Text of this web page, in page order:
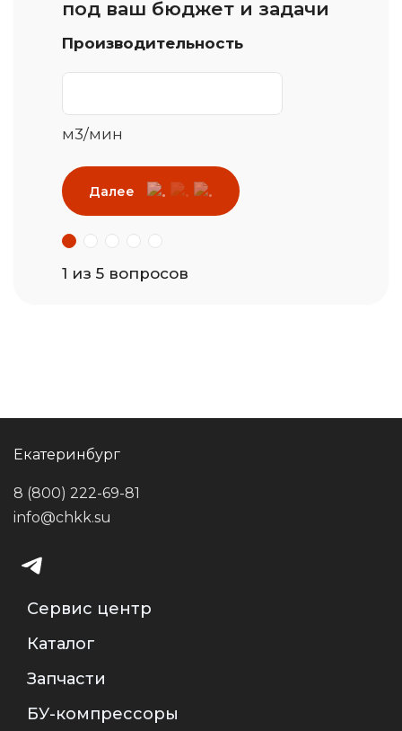
под ваш бюджет и задачи
Производительность
м3/мин
Далее
1 из 5 вопросов
Екатеринбург
8 (800) 222-69-81
info@chkk.su
Сервис центр
Каталог
Запчасти
БУ-компрессоры